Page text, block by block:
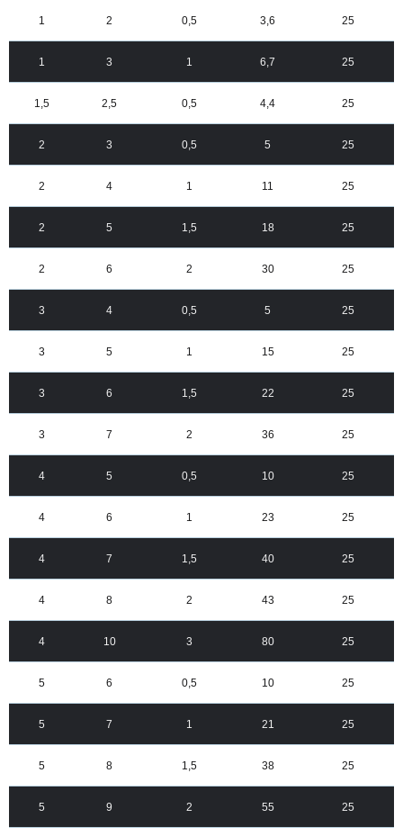
1 2 0,5 3,6 25
1 3 1 6,7 25
1,5 2,5 0,5 4,4 25
2 3 0,5 5 25
2 4 1 11 25
2 5 1,5 18 25
2 6 2 30 25
3 4 0,5 5 25
3 5 1 15 25
3 6 1,5 22 25
3 7 2 36 25
4 5 0,5 10 25
4 6 1 23 25
4 7 1,5 40 25
4 8 2 43 25
4 10 3 80 25
5 6 0,5 10 25
5 7 1 21 25
5 8 1,5 38 25
5 9 2 55 25